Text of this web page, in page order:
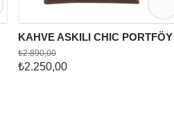
KAHVE ASKILI CHIC PORTFÖY
₺2.250,00
₺2.890,00